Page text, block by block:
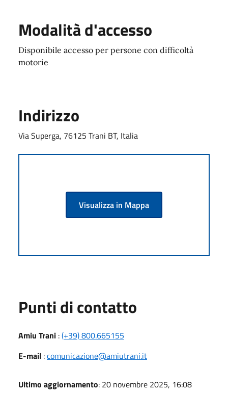
Modalità d'accesso
Disponibile accesso per persone con difficoltà
motorie
Indirizzo
Via Superga, 76125 Trani BT, Italia
Visualizza in Mappa
Punti di contatto
Amiu Trani :(+39) 800.665155
E-mail :comunicazione@amiutrani.it
Ultimo aggiornamento: 20 novembre 2025, 16:08